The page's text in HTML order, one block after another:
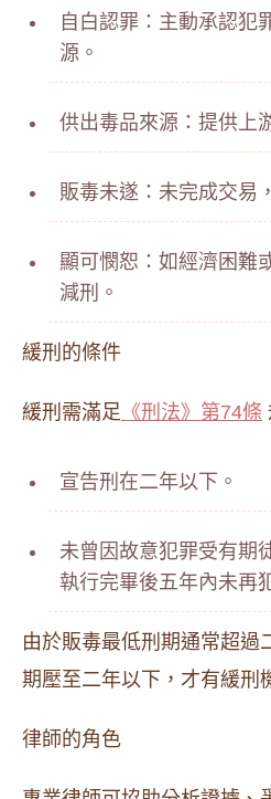
自白認罪：主動承認犯
源。
供出毒品來源：提供上
販毒未遂：未完成交易
顯可憫恕：如經濟困難
減刑。
緩刑的條件
緩刑需滿足 《刑法》第74條
宣告刑在二年以下。
未曾因故意犯罪受有期
執行完畢後五年內未再
由於販毒最低刑期通常超過
期壓至二年以下，才有緩刑
律師的角色